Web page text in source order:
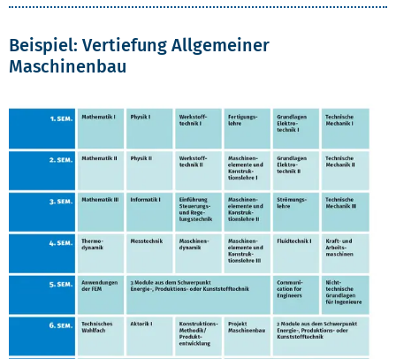
Beispiel: Vertiefung Allgemeiner
Maschinenbau